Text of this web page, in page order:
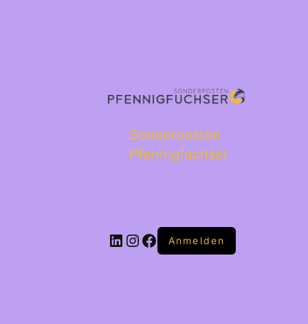
Sonderposten
Pfennigfuchser
Anmelden